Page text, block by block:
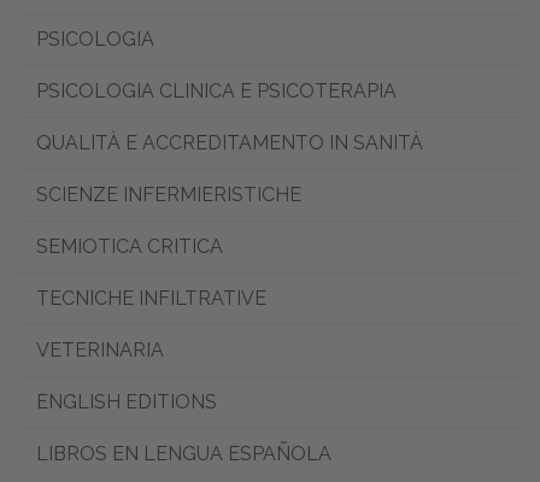
PSICOLOGIA
PSICOLOGIA CLINICA E PSICOTERAPIA
QUALITÀ E ACCREDITAMENTO IN SANITÀ
SCIENZE INFERMIERISTICHE
SEMIOTICA CRITICA
TECNICHE INFILTRATIVE
VETERINARIA
ENGLISH EDITIONS
LIBROS EN LENGUA ESPAÑOLA